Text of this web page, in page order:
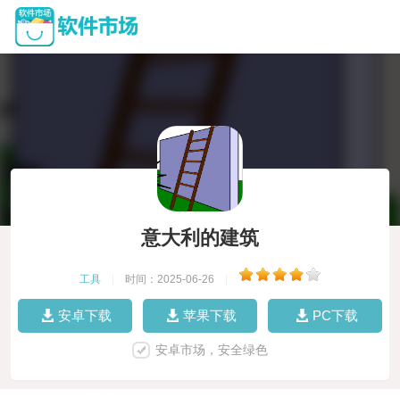
意大利的建筑
工具 时间：2025-06-26
安卓下载 苹果下载 PC下载
安卓市场，安全绿色